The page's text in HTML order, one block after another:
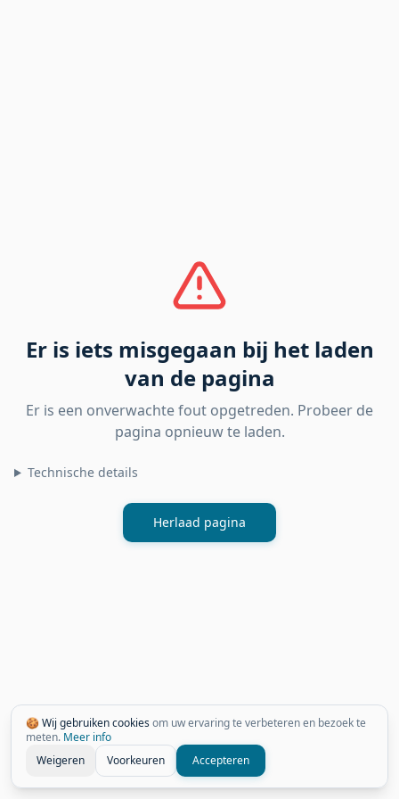
🍪 Wij gebruiken cookiesom uw ervaring te verbeteren en bezoek te
meten. Meer info
Weigeren
Voorkeuren Accepteren
Er is iets misgegaan bij het laden
van de pagina
Er is een onverwachte fout opgetreden. Probeer de
pagina opnieuw te laden.
Technische details
Herlaad pagina